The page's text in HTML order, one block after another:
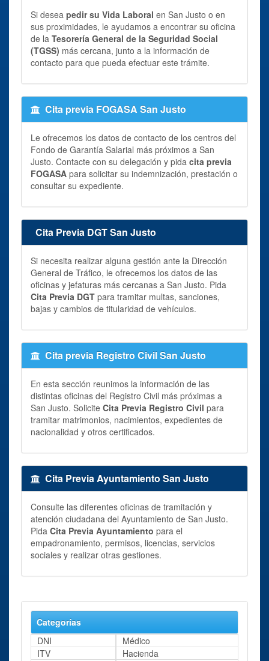
Si desea pedir su Vida Laboral en San Justo o en
sus proximidades, le ayudamos a encontrar su oficina
de la Tesorería General de la Seguridad Social
(TGSS) más cercana, junto a la información de
contacto para que pueda efectuar este trámite.
Cita previa FOGASA San Justo
Le ofrecemos los datos de contacto de los centros del
Fondo de Garantía Salarial más próximos a San
Justo. Contacte con su delegación y pida cita previa
FOGASA para solicitar su indemnización, prestación o
consultar su expediente.
Cita Previa DGT San Justo
Si necesita realizar alguna gestión ante la Dirección
General de Tráfico, le ofrecemos los datos de las
oficinas y jefaturas más cercanas a San Justo. Pida
Cita Previa DGT para tramitar multas, sanciones,
bajas y cambios de titularidad de vehículos.
Cita previa Registro Civil San Justo
En esta sección reunimos la información de las
distintas oficinas del Registro Civil más próximas a
San Justo. Solicite Cita Previa Registro Civil para
tramitar matrimonios, nacimientos, expedientes de
nacionalidad y otros certificados.
Cita Previa Ayuntamiento San Justo
Consulte las diferentes oficinas de tramitación y
atención ciudadana del Ayuntamiento de San Justo.
Pida Cita Previa Ayuntamiento para el
empadronamiento, permisos, licencias, servicios
sociales y realizar otras gestiones.
Categorías
DNI
Médico
ITV
Hacienda